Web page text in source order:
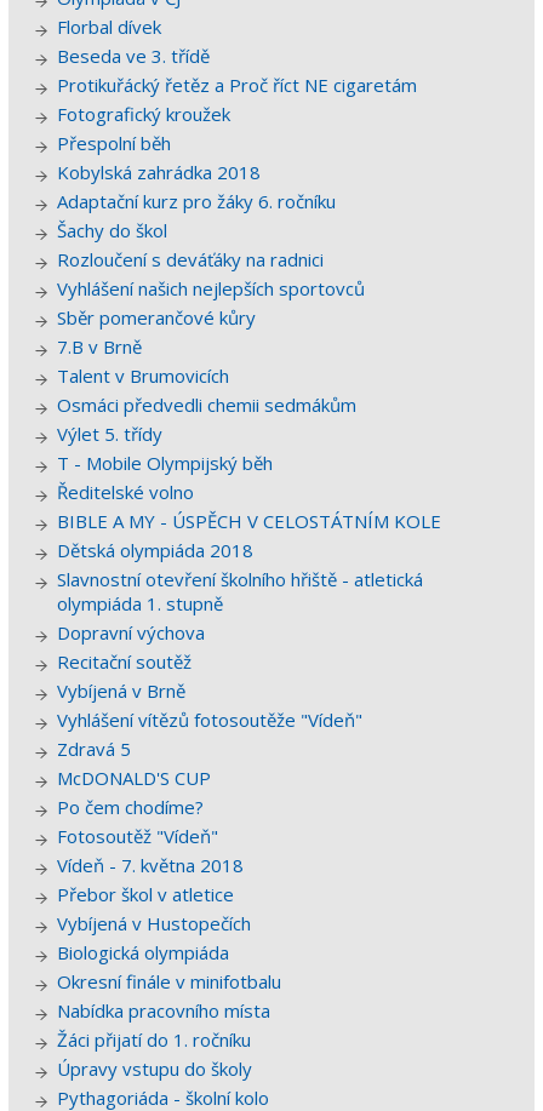
Florbal dívek
Beseda ve 3. třídě
Protikuřácký řetěz a Proč říct NE cigaretám
Fotografický kroužek
Přespolní běh
Kobylská zahrádka 2018
Adaptační kurz pro žáky 6. ročníku
Šachy do škol
Rozloučení s deváťáky na radnici
Vyhlášení našich nejlepších sportovců
Sběr pomerančové kůry
7.B v Brně
Talent v Brumovicích
Osmáci předvedli chemii sedmákům
Výlet 5. třídy
T - Mobile Olympijský běh
Ředitelské volno
BIBLE A MY - ÚSPĚCH V CELOSTÁTNÍM KOLE
Dětská olympiáda 2018
Slavnostní otevření školního hřiště - atletická
olympiáda 1. stupně
Dopravní výchova
Recitační soutěž
Vybíjená v Brně
Vyhlášení vítězů fotosoutěže "Vídeň"
Zdravá 5
McDONALD'S CUP
Po čem chodíme?
Fotosoutěž "Vídeň"
Vídeň - 7. května 2018
Přebor škol v atletice
Vybíjená v Hustopečích
Biologická olympiáda
Okresní finále v minifotbalu
Nabídka pracovního místa
Žáci přijatí do 1. ročníku
Úpravy vstupu do školy
Pythagoriáda - školní kolo